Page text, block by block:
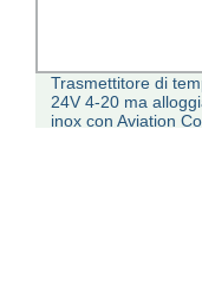
Trasmettitore di
24V 4-20 ma
inox con Aviation